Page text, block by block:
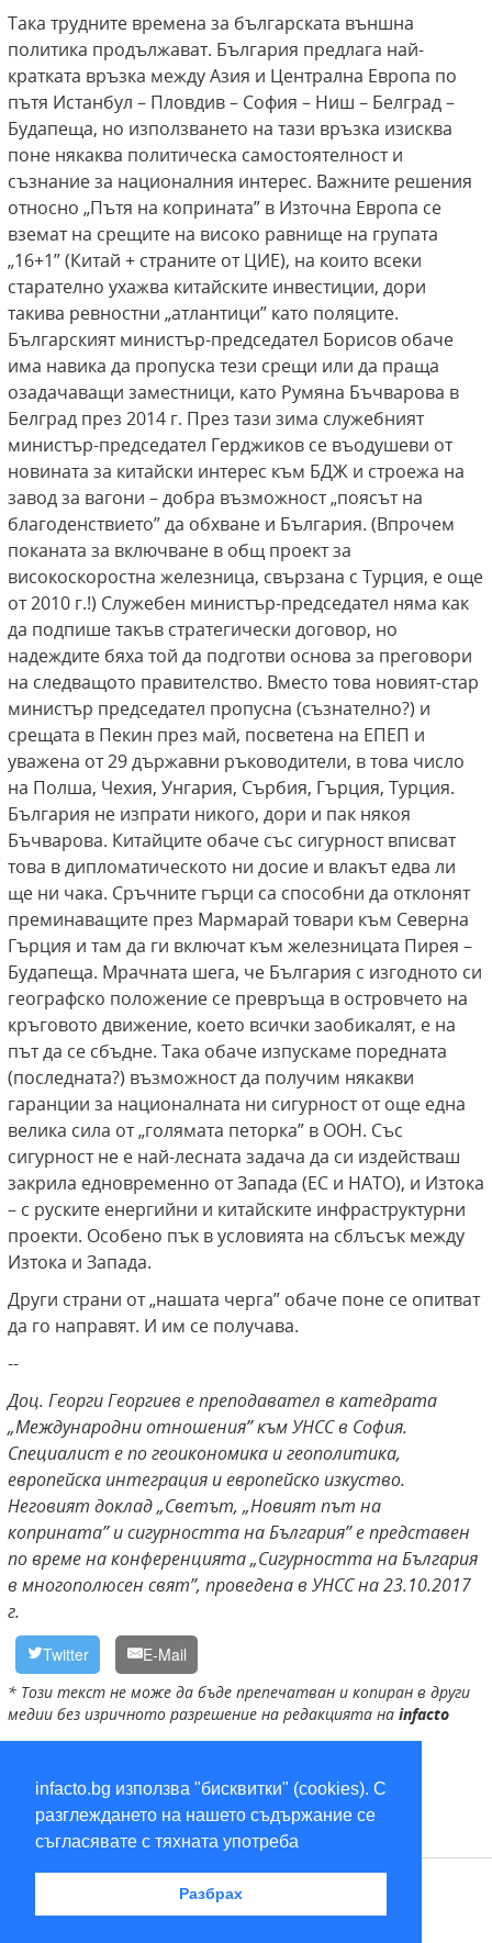
infacto.bg използва "бисквитки" (cookies). С
разглеждането на нашето съдържание се
съгласявате с тяхната употреба
Разбрах
Така трудните времена за българската външна
политика продължават. България предлага най-
кратката връзка между Азия и Централна Европа по
пътя Истанбул – Пловдив – София – Ниш – Белград –
Будапеща, но използването на тази връзка изисква
поне някаква политическа самостоятелност и
съзнание за националния интерес. Важните решения
относно „Пътя на коприната” в Източна Европа се
вземат на срещите на високо равнище на групата
„16+1” (Китай + страните от ЦИЕ), на които всеки
старателно ухажва китайските инвестиции, дори
такива ревностни „атлантици” като поляците.
Българският министър-председател Борисов обаче
има навика да пропуска тези срещи или да праща
озадачаващи заместници, като Румяна Бъчварова в
Белград през 2014 г. През тази зима служебният
министър-председател Герджиков се въодушеви от
новината за китайски интерес към БДЖ и строежа на
завод за вагони – добра възможност „поясът на
благоденствието” да обхване и България. (Впрочем
поканата за включване в общ проект за
високоскоростна железница, свързана с Турция, е още
от 2010 г.!) Служебен министър-председател няма как
да подпише такъв стратегически договор, но
надеждите бяха той да подготви основа за преговори
на следващото правителство. Вместо това новият-стар
министър председател пропусна (съзнателно?) и
срещата в Пекин през май, посветена на ЕПЕП и
уважена от 29 държавни ръководители, в това число
на Полша, Чехия, Унгария, Сърбия, Гърция, Турция.
България не изпрати никого, дори и пак някоя
Бъчварова. Китайците обаче със сигурност вписват
това в дипломатическото ни досие и влакът едва ли
ще ни чака. Сръчните гърци са способни да отклонят
преминаващите през Мармарай товари към Северна
Гърция и там да ги включат към железницата Пирея –
Будапеща. Мрачната шега, че България с изгодното си
географско положение се превръща в островчето на
кръговото движение, което всички заобикалят, е на
път да се сбъдне. Така обаче изпускаме поредната
(последната?) възможност да получим някакви
гаранции за националната ни сигурност от още една
велика сила от „голямата петорка” в ООН. Със
сигурност не е най-лесната задача да си издействаш
закрила едновременно от Запада (ЕС и НАТО), и Изтока
– с руските енергийни и китайските инфраструктурни
проекти. Особено пък в условията на сблъсък между
Изтока и Запада.
Други страни от „нашата черга” обаче поне се опитват
да го направят. И им се получава.
--
Доц. Георги Георгиев е преподавател в катедрата
„Международни отношения” към УНСС в София.
Специалист е по геоикономика и геополитика,
европейска интеграция и европейско изкуство.
Неговият доклад „Светът, „Новият път на
коприната” и сигурността на България”е представен
по време на конференцията „Сигурността на България
в многополюсен свят”, проведена в УНСС на 23.10.2017
г.
Twitter E-Mail
* Този текст не може да бъде препечатван и копиран в други
медии без изричното разрешение на редакцията на infacto
САЩ,Един пояс, един път,Китай,НАТО,България
RSS